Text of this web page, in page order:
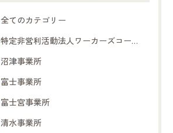
全てのカテゴリー
特定非営利活動法人ワーカーズコープ夢コープ
沼津事業所
富士事業所
富士宮事業所
清水事業所